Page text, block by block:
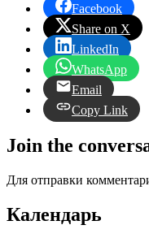
Facebook
Share on X
LinkedIn
WhatsApp
Email
Copy Link
Join the
Для отправки
Календарь